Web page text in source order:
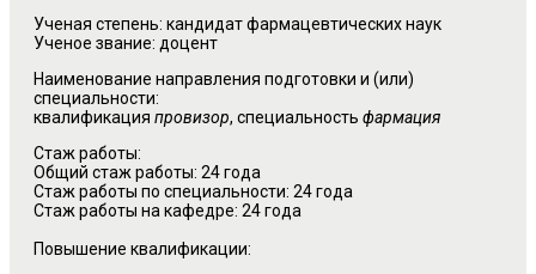
Ученая степень: кандидат фармацевтических наук
Ученое звание: доцент
Наименование направления подготовки и (или)
специальности:
квалификация провизор, специальность фармация
Стаж работы:
Общий стаж работы: 24 года
Стаж работы по специальности: 24 года
Стаж работы на кафедре: 24 года
Повышение квалификации: